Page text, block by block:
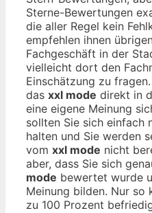
Sterne-Bewertungen
die aller Regel kein
empfehlen ihnen
Fachgeschäft in der
vielleicht dort den
Einschätzung zu
das xxl mode direkt in
eine eigene Meinung
sollten Sie sich einfach
halten und Sie werden
vom xxl mode nicht
aber, dass Sie sich
mode bewertet wurde
Meinung bilden. Nur so
zu 100 Prozent